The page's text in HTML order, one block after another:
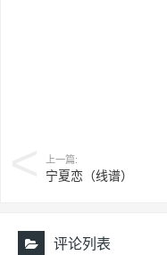
上一篇:
宁夏恋（线谱）
评论列表